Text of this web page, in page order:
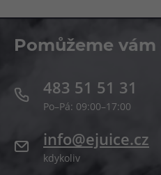
Pomůžeme vám
483 51 51 31
Po–Pá: 09:00–17:00
info@ejuice.cz
kdykoliv